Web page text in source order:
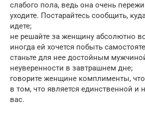
слабого пола, ведь она очень
уходите. Постарайтесь сообщить,
идете;
не решайте за женщину абсолютно
иногда ей хочется побыть
станьте для нее достойным
неуверенности в завтрашнем дне;
говорите женщине комплименты,
в том, что является единственной и
вас.